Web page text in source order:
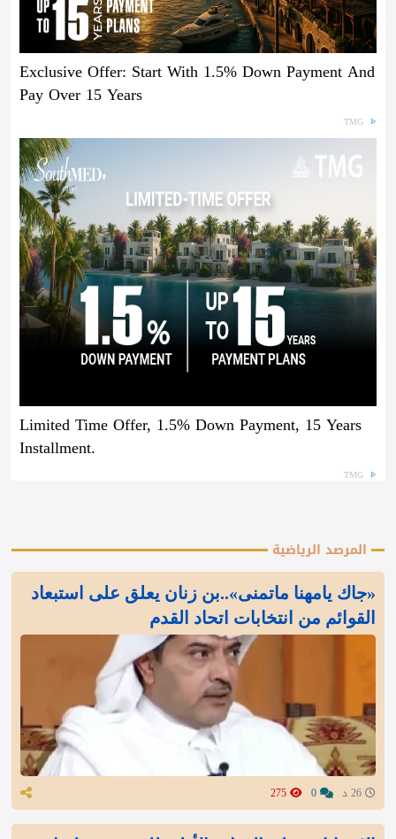
Exclusive Offer: Start With 1.5% Down Payment And
Pay Over 15 Years
TMG
Limited Time Offer, 1.5% Down Payment, 15 Years
Installment.
TMG
المرصد الرياضية
«جاك يامهنا ماتمنى»..بن زنان يعلق على استبعاد
القوائم من انتخابات اتحاد القدم